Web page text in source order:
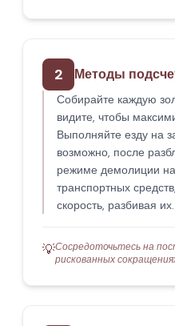
2 Методы
Собирайте каждую
видите, чтобы
Выполняйте езду на
возможно, после
режиме демолиции
транспортных
скорость, разбивая их.
💡Сосредоточьтесь на
рискованных